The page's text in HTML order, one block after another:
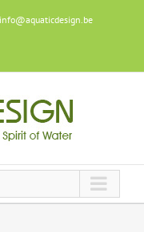
info@aquaticdesign.be